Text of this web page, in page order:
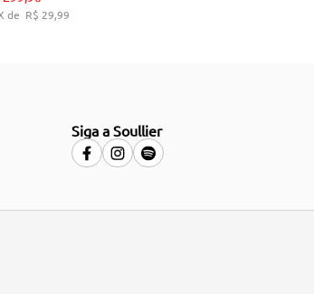
ADICIONAR AO CARRINHO
R$ 29,99
Siga a Soullier